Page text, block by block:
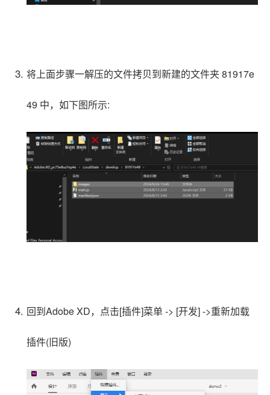
将上面步骤一解压的文件拷贝到新建的文件夹 81917e
49 中，如下图所示:
回到Adobe XD，点击[插件]菜单 -> [开发] ->重新加载
插件(旧版)